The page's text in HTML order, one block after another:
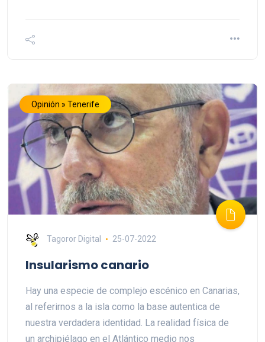
Opinión » Tenerife
Tagoror Digital 25-07-2022
Insularismo canario
Hay una especie de complejo escénico en Canarias,
al referirnos a la isla como la base autentica de
nuestra verdadera identidad. La realidad física de
un archipiélago en el Atlántico medio nos